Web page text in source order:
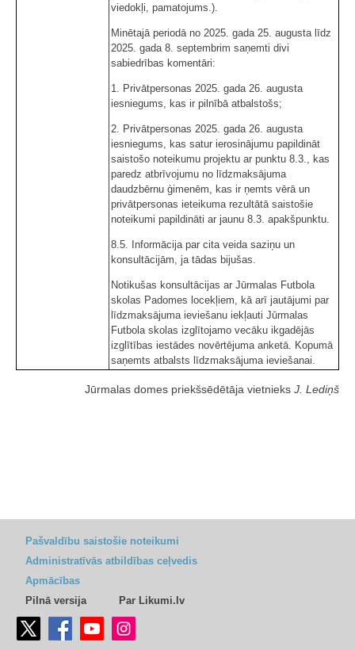
viedokļi, pamatojums.).
Minētajā periodā no 2025. gada 25. augusta līdz
2025. gada 8. septembrim saņemti divi
sabiedrības komentāri:
1. Privātpersonas 2025. gada 26. augusta
iesniegums, kas ir pilnībā atbalstošs;
2. Privātpersonas 2025. gada 26. augusta
iesniegums, kas satur ierosinājumu papildināt
saistošo noteikumu projektu ar punktu 8.3., kas
paredz atbrīvojumu no līdzmaksājuma
daudzbērnu ģimenēm, kas ir ņemts vērā un
privātpersonas ieteikuma rezultātā saistošie
noteikumi papildināti ar jaunu 8.3. apakšpunktu.
8.5. Informācija par cita veida saziņu un
konsultācijām, ja tādas bijušas.
Notikušas konsultācijas ar Jūrmalas Futbola
skolas Padomes locekļiem, kā arī jautājumi par
līdzmaksājuma ieviešanu iekļauti Jūrmalas
Futbola skolas izglītojamo vecāku ikgadējās
izglītības iestādes novērtējuma anketā. Kopumā
saņemts atbalsts līdzmaksājuma ieviešanai.
Jūrmalas domes priekšsēdētāja vietnieks J. Lediņš
Pašvaldību saistošie noteikumi
Administratīvās atbildības ceļvedis
Apmācības
Pilnā versija
Par Likumi.lv